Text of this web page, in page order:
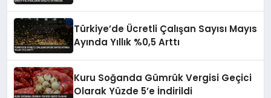
Türkiye’de Ücretli Çalışan Sayısı Mayıs
Ayında Yıllık %0,5 Arttı
Kuru Soğanda Gümrük Vergisi Geçici
Olarak Yüzde 5’e İndirildi